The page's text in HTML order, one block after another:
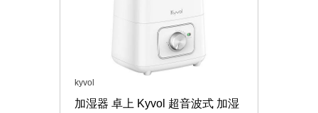
kyvol
加湿器 卓上 Kyvol 超音波式 加湿